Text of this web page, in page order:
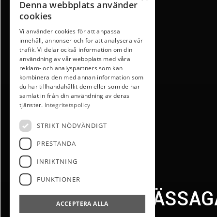
BRF
Denna webbplats använder
cookies
Vi använder cookies för att anpassa
innehåll, annonser och för att analysera vår
trafik. Vi delar också information om din
användning av vår webbplats med våra
reklam- och analyspartners som kan
kombinera den med annan information som
du har tillhandahållit dem eller som de har
samlat in från din användning av deras
tjänster. Integritetspolicy
STRIKT NÖDVÄNDIGT
PRESTANDA
INRIKTNING
FUNKTIONER
ACCEPTERA ALLA